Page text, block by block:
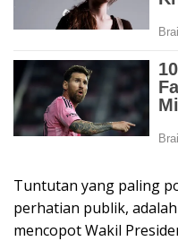
Tuntutan yang paling
perhatian publik,
mencopot Wakil